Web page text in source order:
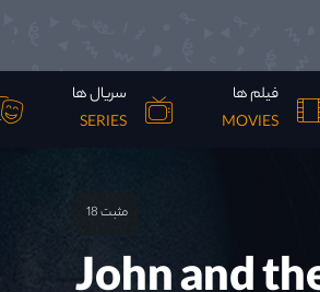
فیلم ها
MOVIES
سریال ها
SERIES
18+مثبت 18
مثبت 18
Until Dawn
America
IMDb 8.9
14+
14+
14+
14+
14+